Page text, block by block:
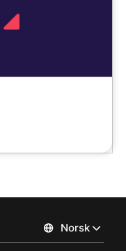
Norsk